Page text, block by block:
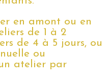
en amont ou en
de 1 à 2
de 4 à 5 jours, ou
ou
atelier par